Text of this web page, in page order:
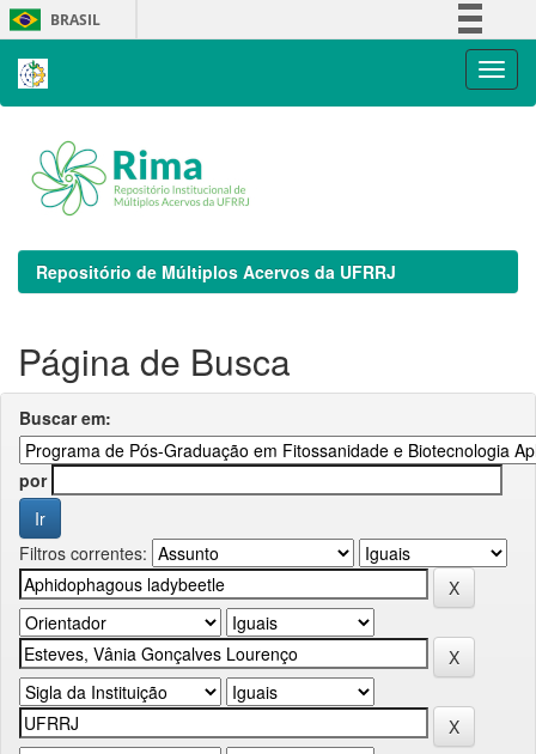
Skip
navigation
BRASIL
Repositório de Múltiplos Acervos da UFRRJ
Página de Busca
Buscar em:
por
Filtros correntes: